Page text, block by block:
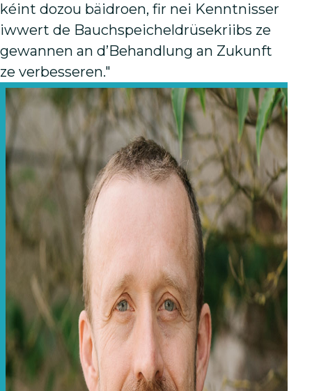
kéint dozou bäidroen, fir nei Kenntnisser
iwwert de Bauchspeicheldrüsekriibs ze
gewannen an d’Behandlung an Zukunft
ze verbesseren."